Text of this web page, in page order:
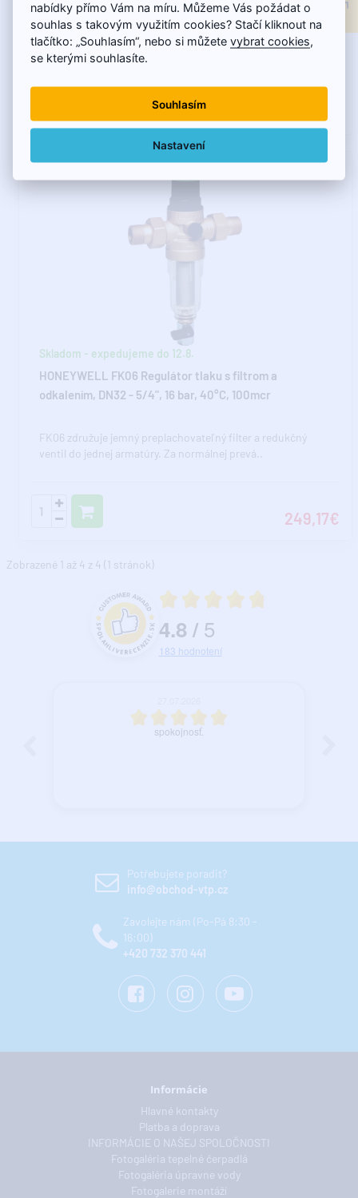
FK06 združuje jemný preplachovateľný filter a redukčný
ventil do jednej armatúry. Za normálnej prevá..
Skladom - expedujeme do 12.8.
HONEYWELL FK06 Regulátor tlaku s filtrom a
odkalením, DN32 - 5/4", 16 bar, 40°C, 100mcr
FK06 združuje jemný preplachovateľný filter a redukčný
ventil do jednej armatúry. Za normálnej prevá..
249,17€
Zobrazené 1 až 4 z 4 (1 stránok)
Hodnotenie a recenzie zákazníkov
Priemerné hodnotenie 4.8 z 5
4.8 / 5
183 hodnotení
spokojnosť.
Potřebujete poradit?
info@obchod-vtp.cz
Zavolejte nám (Po-Pá 8:30 -
16:00)
+420 732 370 441
Informácie
Hlavné kontakty
Platba a doprava
INFORMÁCIE O NAŠEJ SPOLOČNOSTI
Fotogaléria tepelné čerpadlá
Fotogaléria úpravne vody
Fotogalerie montáží
nabídky přímo Vám na míru. Můžeme Vás požádat o
souhlas s takovým využitím cookies? Stačí kliknout na
tlačítko: „Souhlasím“, nebo si můžetevybrat cookies,
se kterými souhlasíte.
Souhlasím
Nastavení